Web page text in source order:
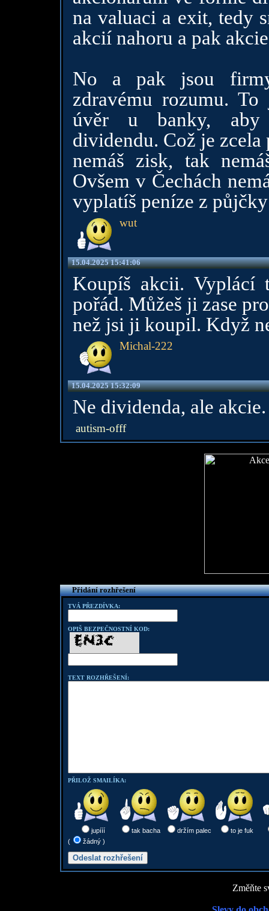
na valuaci a exit, tedy
akcií nahoru a pak
No a pak jsou
zdravému rozumu.
úvěr u banky, aby
dividendu. Což je
nemáš zisk, tak
Ovšem v Čechách
vyplatíš peníze z
wut
15.04.2025 15:41:06
Koupíš akcii. Vyplácí
pořád. Můžeš ji zase
než jsi ji koupil. Když
Michal-222
15.04.2025 15:32:09
Ne dividenda, ale akcie.
autism-offf
Přidání rozhřešení
TVÁ PŘEZDÍVKA:
OPIŠ BEZPEČNOSTNÍ KOD:
TEXT ROZHŘEŠENÍ:
PŘILOŽ SMAILÍKA:
jupííí tak bacha držím palec
to je fuk
(
žádný )
Změňte